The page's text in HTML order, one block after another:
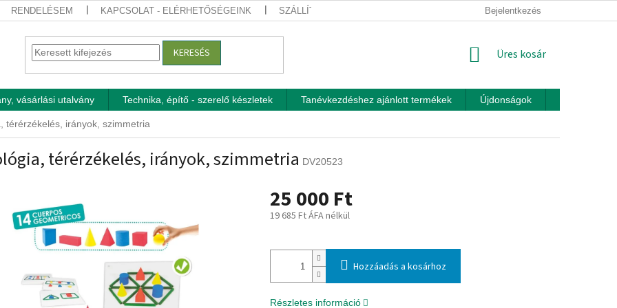
RENDELÉSEM KAPCSOLAT - ELÉRHETŐSÉGEINK SZÁLLÍTÁSI FELTÉTELEK ÜZLETI FELTÉTELEK (ÁSZF)
Bejelentkezés
KERESÉS KOSÁR
Üres kosár
vásárlási utalvány Technika, építő - szerelő készletek Tanévkezdéshez ajánlott termékek Újdonságok
térérzékelés, irányok, szimmetria
térérzékelés, irányok, szimmetria DV20523
25 000 Ft
19 685 Ft ÁFA nélkül
Hozzáadás a kosárhoz
Részletes információ